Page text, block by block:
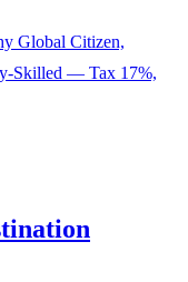
Global Citizen,
Skilled — Tax 17%,